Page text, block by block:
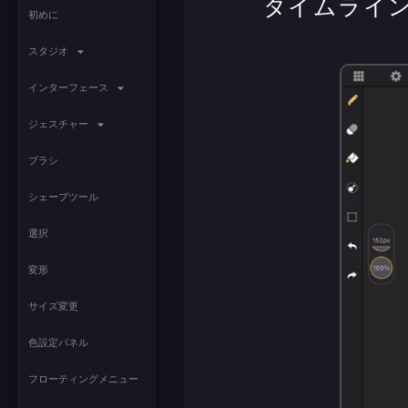
初めに
スタジオ
インターフェース
ジェスチャー
ブラシ
シェープツール
選択
変形
サイズ変更
色設定パネル
フローティングメニュー
タイムライ